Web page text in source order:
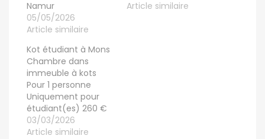
Namur
05/05/2026
Article similaire
Article similaire
Kot étudiant à Mons
Chambre dans
immeuble à kots
Pour 1 personne
Uniquement pour
étudiant(es) 260 €
Plus 190 € de
charges Adresse du
03/03/2026
Article similaire